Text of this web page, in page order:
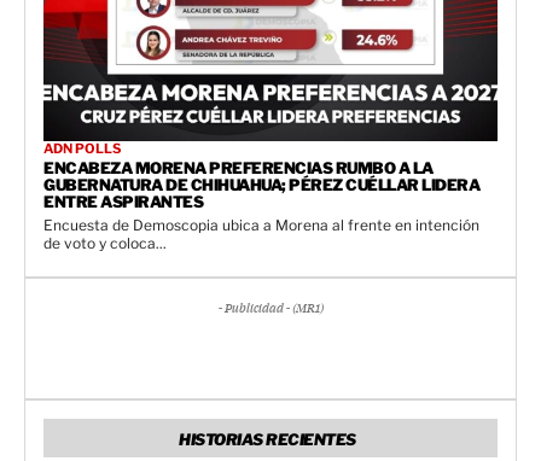
ADN POLLS
ENCABEZA MORENA PREFERENCIAS RUMBO A LA
GUBERNATURA DE CHIHUAHUA; PÉREZ CUÉLLAR LIDERA
ENTRE ASPIRANTES
Encuesta de Demoscopia ubica a Morena al frente en intención
de voto y coloca...
- Publicidad - (MR1)
HISTORIAS RECIENTES